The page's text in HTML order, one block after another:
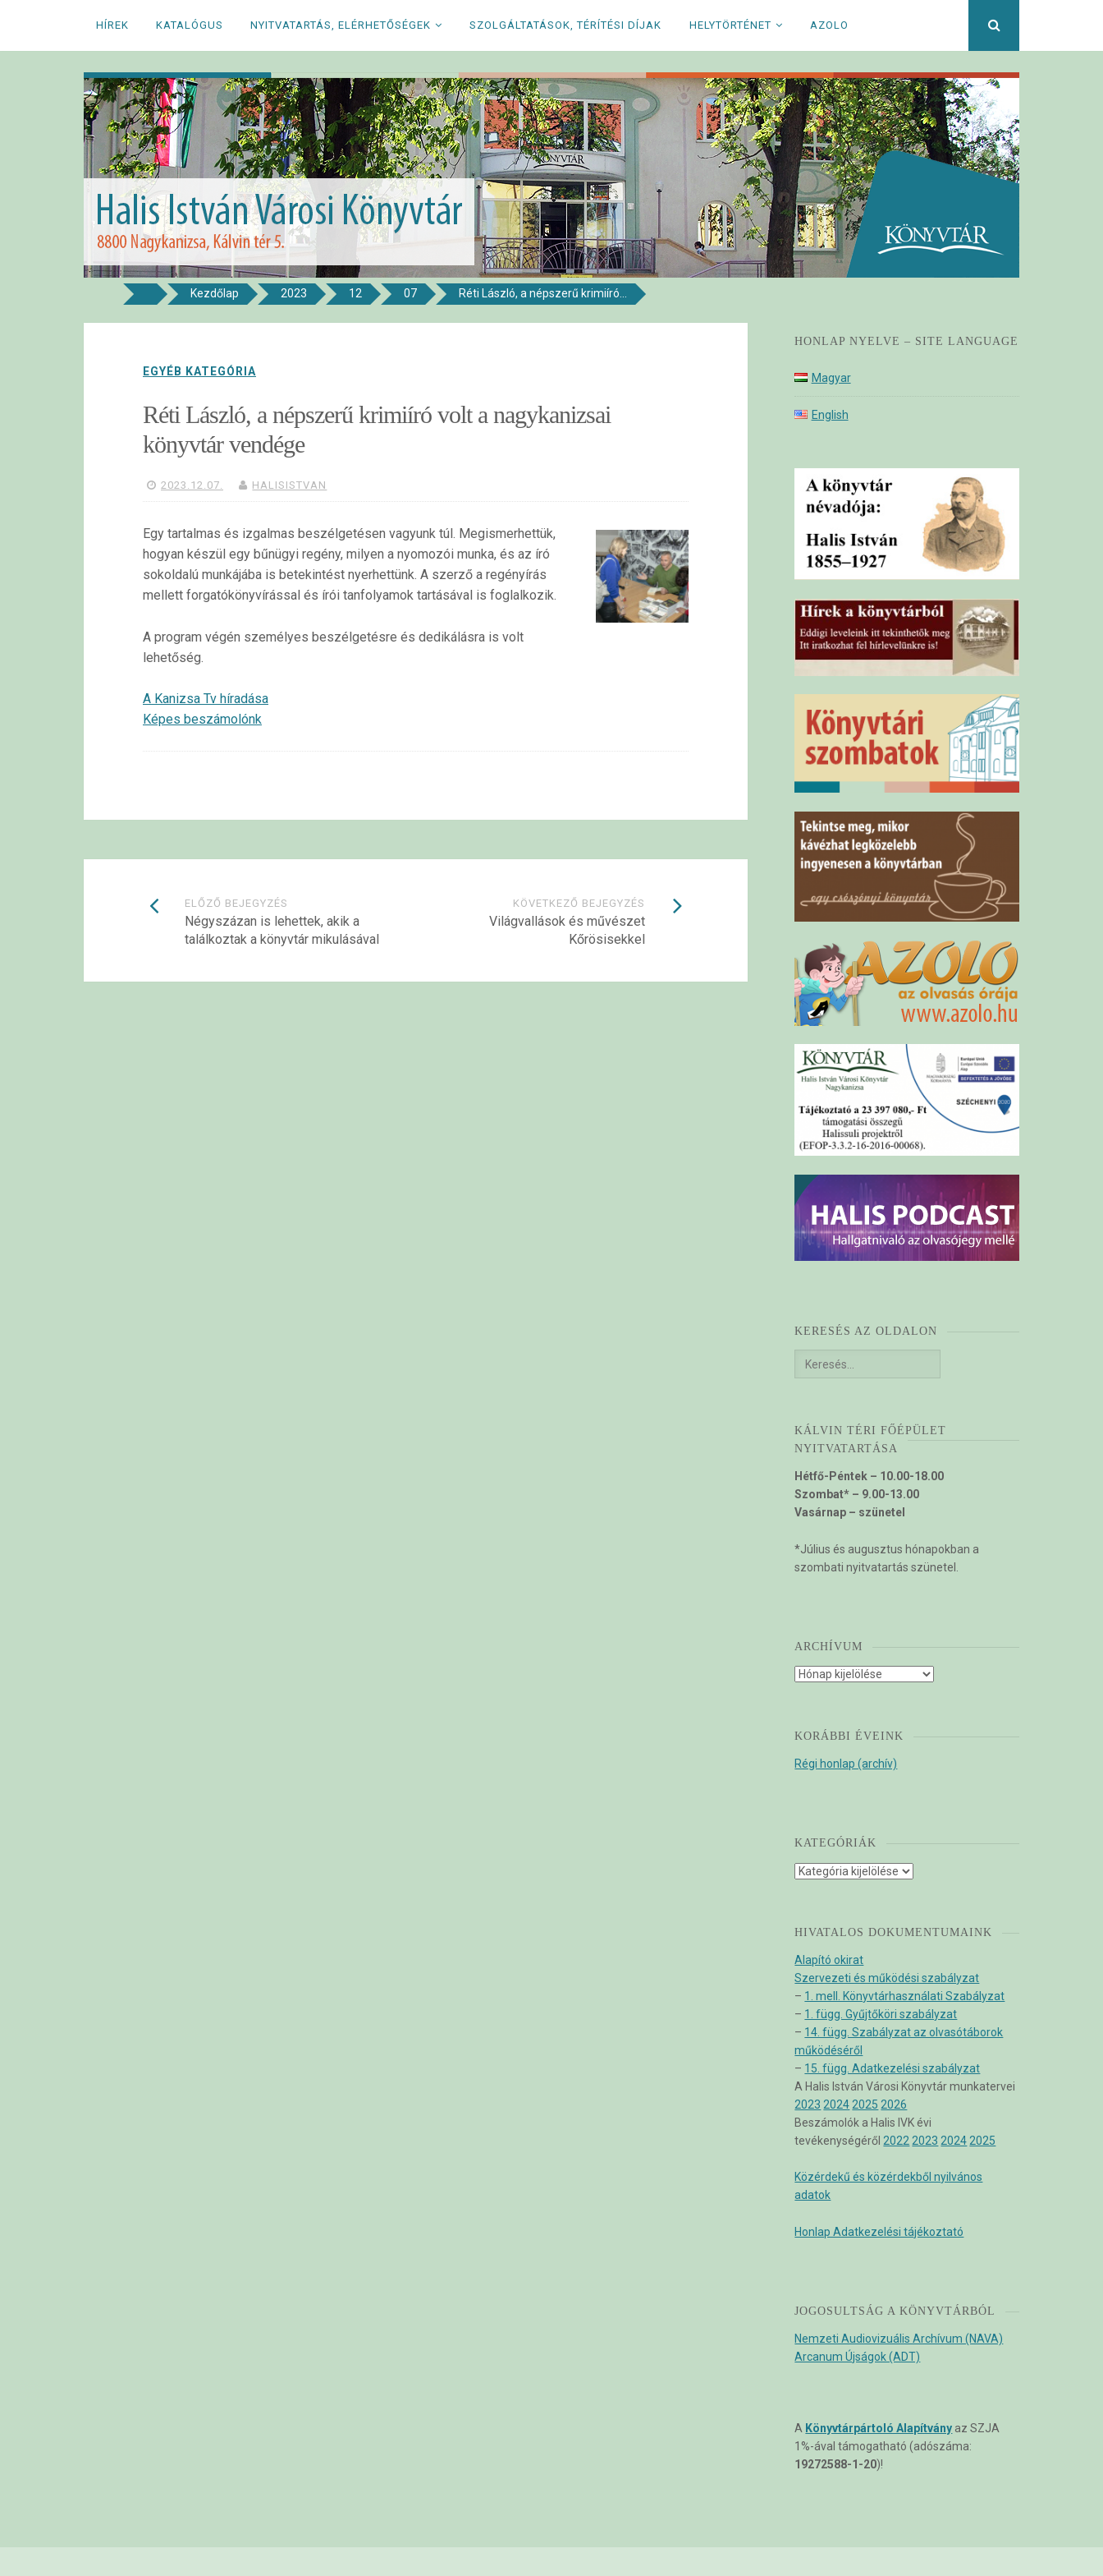
HÍREK KATALÓGUS NYITVATARTÁS, ELÉRHETŐSÉGEK SZOLGÁLTATÁSOK, TÉRÍTÉSI DÍJAK HELYTÖRTÉNET AZOLO
Halis István Városi Könyvtár
Kezdőlap 2023 12 07 Réti László, a népszerű krimiíró...
EGYÉB KATEGÓRIA
Réti László, a népszerű krimiíró volt a nagykanizsai
könyvtár vendége
2023.12.07. HALISISTVAN
Egy tartalmas és izgalmas beszélgetésen vagyunk túl. Megismerhettük,
hogyan készül egy bűnügyi regény, milyen a nyomozói munka, és az író
sokoldalú munkájába is betekintést nyerhettünk. A szerző a regényírás
mellett forgatókönyvírással és írói tanfolyamok tartásával is foglalkozik.
A program végén személyes beszélgetésre és dedikálásra is volt
lehetőség.
A Kanizsa Tv híradása
Képes beszámolónk
Bejegyzések
navigációja
ELŐZŐ BEJEGYZÉS
Négyszázan is lehettek, akik a
találkoztak a könyvtár mikulásával
KÖVETKEZŐ BEJEGYZÉS
Világvallások és művészet
Kőrösisekkel
HONLAP NYELVE – SITE LANGUAGE
Magyar
English
KERESÉS AZ OLDALON
Keresés:
KÁLVIN TÉRI FŐÉPÜLET
NYITVATARTÁSA
Hétfő-Péntek – 10.00-18.00
Szombat* – 9.00-13.00
Vasárnap – szünetel
*Július és augusztus hónapokban a
szombati nyitvatartás szünetel.
ARCHÍVUM
Archívum
KORÁBBI ÉVEINK
Régi honlap (archív)
KATEGÓRIÁK
Kategóriák
HIVATALOS DOKUMENTUMAINK
Alapító okirat
Szervezeti és működési szabályzat
– 1. mell. Könyvtárhasználati Szabályzat
– 1. függ. Gyűjtőköri szabályzat
– 14. függ. Szabályzat az olvasótáborok
működéséről
– 15. függ. Adatkezelési szabályzat
A Halis István Városi Könyvtár munkatervei
2023 2024 2025 2026
Beszámolók a Halis IVK évi
tevékenységéről 2022 2023 2024 2025
Közérdekű és közérdekből nyilvános
adatok
Honlap Adatkezelési tájékoztató
JOGOSULTSÁG A KÖNYVTÁRBÓL
Nemzeti Audiovizuális Archívum (NAVA)
Arcanum Újságok (ADT)
A Könyvtárpártoló Alapítvány az SZJA
1%-ával támogatható (adószáma:
19272588-1-20)!